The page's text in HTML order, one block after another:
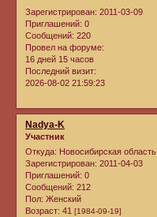
Зарегистрирован: 2011-03-09
Приглашений: 0
Сообщений: 220
Провел на форуме:
16 дней 15 часов
Последний визит:
2026-08-02 21:59:23
Nadya-K
Участник
Откуда: Новосибирская область
Зарегистрирован: 2011-04-03
Приглашений: 0
Сообщений: 212
Пол: Женский
Возраст: 41 [1984-09-19]